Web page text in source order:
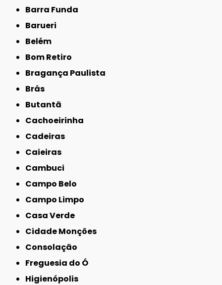
Barra Funda
Barueri
Belém
Bom Retiro
Bragança Paulista
Brás
Butantã
Cachoeirinha
Cadeiras
Caieiras
Cambuci
Campo Belo
Campo Limpo
Casa Verde
Cidade Monções
Consolação
Freguesia do Ó
Higienópolis